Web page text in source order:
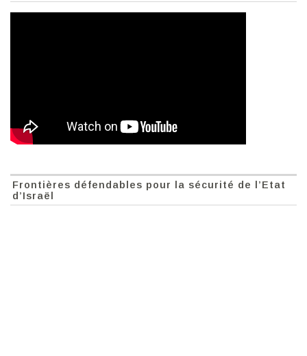
Frontières défendables pour la sécurité de l’Etat
d’Israël